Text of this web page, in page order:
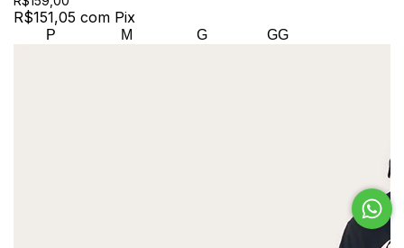
R$151,05 com Pix
P M G GG